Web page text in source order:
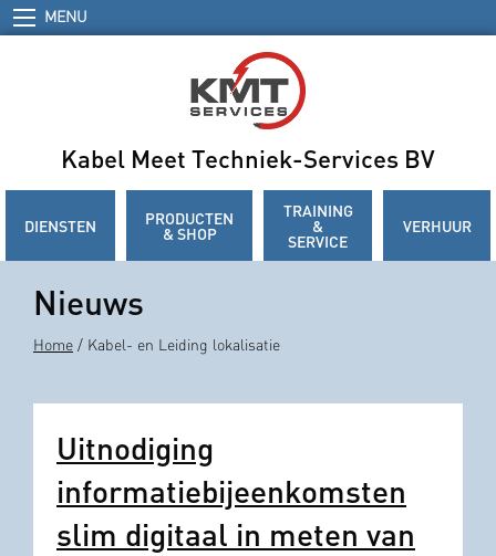
MENU
Kabel Meet Techniek-Services BV
DIENSTEN PRODUCTEN
& SHOP
TRAINING
&
SERVICE
VERHUUR
Nieuws
Home / Kabel- en Leiding lokalisatie
Uitnodiging
informatiebijeenkomsten
slim digitaal in meten van